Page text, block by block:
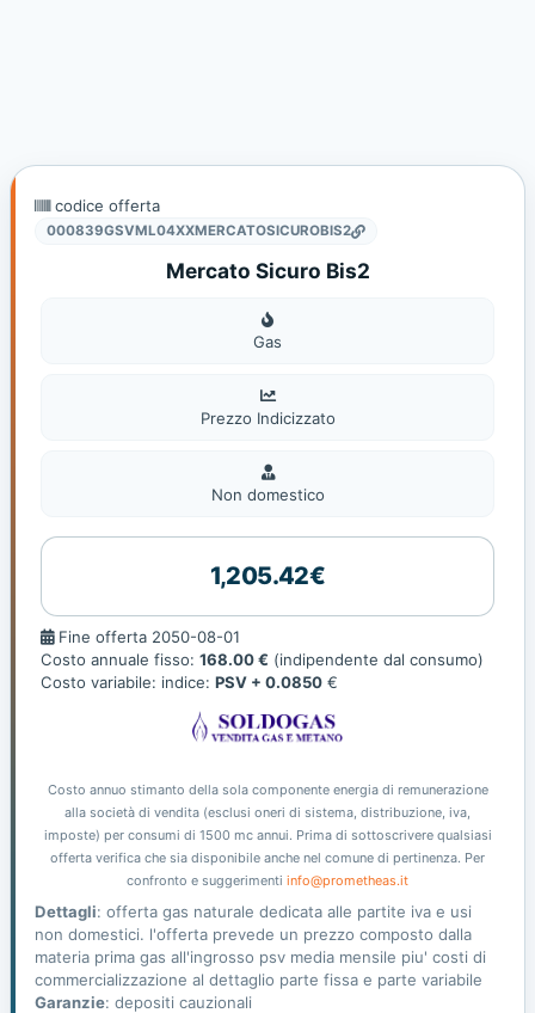
codice offerta
000839GSVML04XXMERCATOSICUROBIS2
Mercato Sicuro Bis2
Gas
Gas
Prezzo Indicizzato
Non
domestic
Non domestico
1,205.42€
Fine
offerta
Fine offerta 2050-08-01
Costo annuale fisso: 168.00 € (indipendente dal consumo)
Costo variabile: indice: PSV + 0.0850 €
Costo annuo stimanto della sola componente energia di remunerazione
alla società di vendita (esclusi oneri di sistema, distribuzione, iva,
imposte) per consumi di 1500 mc annui. Prima di sottoscrivere qualsiasi
offerta verifica che sia disponibile anche nel comune di pertinenza. Per
confronto e suggerimenti info@prometheas.it
Dettagli: offerta gas naturale dedicata alle partite iva e usi
non domestici. l'offerta prevede un prezzo composto dalla
materia prima gas all'ingrosso psv media mensile piu' costi di
commercializzazione al dettaglio parte fissa e parte variabile
Garanzie: depositi cauzionali